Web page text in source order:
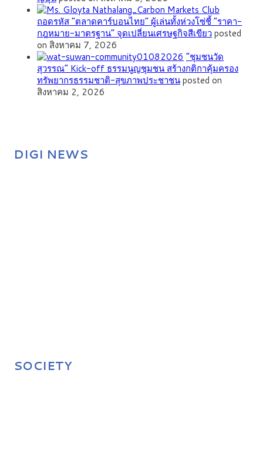
ถอดรหัส “ตลาดคาร์บอนไทย” ผู้เล่นทั้งห่วงโซ่ชี้ “ราคา-
กฎหมาย-มาตรฐาน” จุดเปลี่ยนเศรษฐกิจสีเขียวposted
on สิงหาคม 7, 2026
”ชุมชนวัด
สุวรรณ” Kick-off ธรรมนูญชุมชน สร้างกติกาคุ้มครอง
ทรัพยากรธรรมชาติ-สุขภาพประชาชนposted on
สิงหาคม 2, 2026
DIGI NEWS
SOCIETY